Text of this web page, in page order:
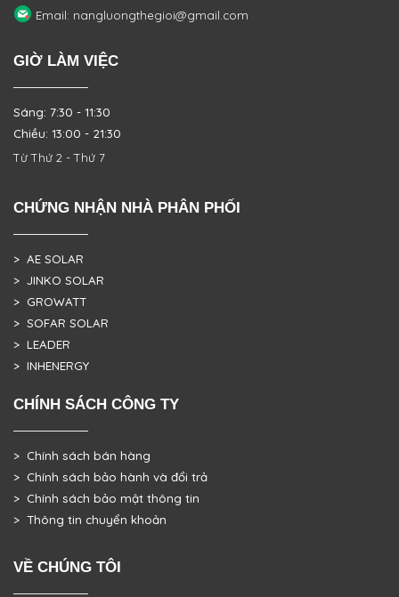
Email: nangluongthegioi@gmail.com
GIỜ LÀM VIỆC
Sáng: 7:30 - 11:30
Chiều: 13:00 - 21:30
Từ Thứ 2 - Thứ 7
CHỨNG NHẬN NHÀ PHÂN PHỐI
> AE SOLAR
> JINKO SOLAR
> GROWATT
> SOFAR SOLAR
> LEADER
> INHENERGY
CHÍNH SÁCH CÔNG TY
> Chính sách bán hàng
> Chính sách bảo hành và đổi trả
> Chính sách bảo mật thông tin
> Thông tin chuyển khoản
VỀ CHÚNG TÔI